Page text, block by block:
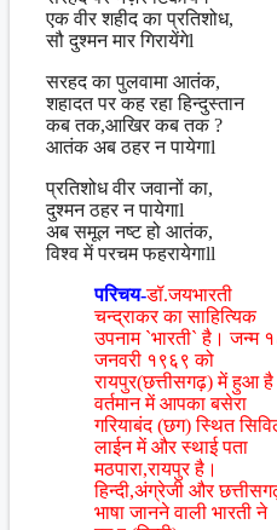
एक वीर शहीद का प्रतिशोध,
सौ दुश्मन मार गिरायेंगेl
सरहद का पुलवामा आतंक,
शहादत पर कह रहा हिन्दुस्तान
कब तक,आखिर कब तक ?
आतंक अब ठहर न पायेगाl
प्रतिशोध वीर जवानों का,
दुश्मन ठहर न पायेगाl
अब समूल नष्ट हो आतंक,
विश्व में परचम फहरायेगाll
परिचय-डॉ.जयभारती
चन्द्राकर का साहित्यिक
उपनाम `भारती` है। जन्म
जनवरी १९६९ को
रायपुर(छत्तीसगढ़) में हुआ
वर्तमान में आपका बसेरा
गरियाबंद (छग) स्थित
लाईन में और स्थाई पता
मठपारा,रायपुर है।
हिन्दी,अंग्रेजी और
भाषा जानने वाली भारती ने